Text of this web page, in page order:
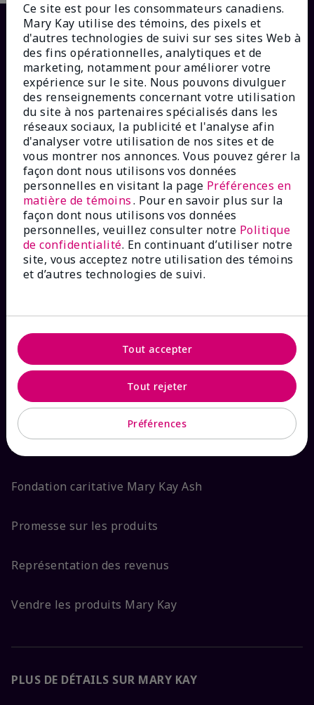
COMMENT POUVONS-NOUS AIDER?
Abonnement aux courriels
Magasiner dansThe Look
Recherche de commande
À PROPOS DE MARY KAY
Garantie de satisfaction
À propos de Mary Kay
Fondation caritative Mary Kay Ash
Promesse sur les produits
Représentation des revenus
Vendre les produits Mary Kay
PLUS DE DÉTAILS SUR MARY KAY
Ce site est pour les consommateurs canadiens.
Mary Kay utilise des témoins, des pixels et
d'autres technologies de suivi sur ses sites Web à
des fins opérationnelles, analytiques et de
marketing, notamment pour améliorer votre
expérience sur le site. Nous pouvons divulguer
des renseignements concernant votre utilisation
du site à nos partenaires spécialisés dans les
réseaux sociaux, la publicité et l'analyse afin
d'analyser votre utilisation de nos sites et de
vous montrer nos annonces. Vous pouvez gérer la
façon dont nous utilisons vos données
personnelles en visitant la page Préférences en
matière de témoins. Pour en savoir plus sur la
façon dont nous utilisons vos données
personnelles, veuillez consulter notre Politique
de confidentialité. En continuant d’utiliser notre
site, vous acceptez notre utilisation des témoins
et d’autres technologies de suivi.
Préférences
Tout rejeter
Tout accepter